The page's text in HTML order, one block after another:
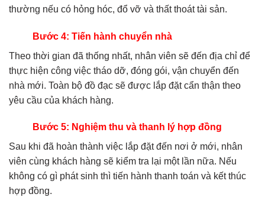
thường nếu có hỏng hóc, đổ vỡ và thất thoát tài sản.
Bước 4: Tiến hành chuyển nhà
Theo thời gian đã thống nhất, nhân viên sẽ đến địa chỉ để
thực hiện công việc tháo dỡ, đóng gói, vận chuyển đến
nhà mới. Toàn bộ đồ đạc sẽ được lắp đặt cẩn thận theo
yêu cầu của khách hàng.
Bước 5: Nghiệm thu và thanh lý hợp đồng
Sau khi đã hoàn thành việc lắp đặt đến nơi ở mới, nhân
viên cùng khách hàng sẽ kiểm tra lại một lần nữa. Nếu
không có gì phát sinh thì tiến hành thanh toán và kết thúc
hợp đồng.